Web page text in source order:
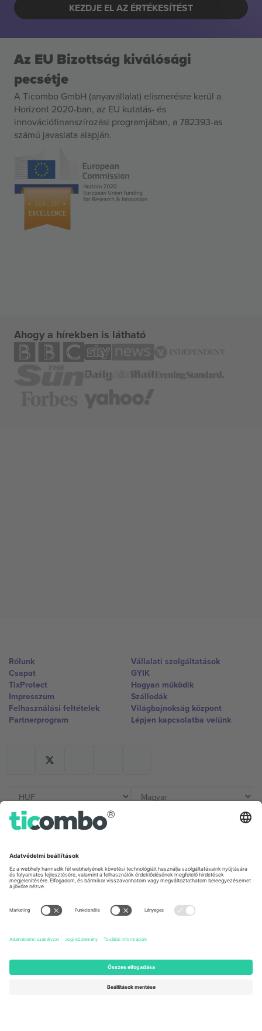
KEZDJE EL AZ ÉRTÉKESÍTÉST
Az EU Bizottság kiválósági
pecsétje
A Ticombo GmbH (anyavállalat) elismerésre kerül a
Horizont 2020-ban, az EU kutatás- és
innovációfinanszírozási programjában, a 782393-as
számú javaslata alapján.
Ahogy a hírekben is látható
Rólunk
Csapat
TixProtect
Impresszum
Felhasználási feltételek
Partnerprogram
Vállalati szolgáltatások
GYIK
Hogyan működik
Szállodák
Világbajnokság központ
Lépjen kapcsolatba velünk
Germany
Unter den Linden 24, 10117
Berlin, Germany
United Kingdom
167 City Road, London, Greater
Newark, Delaware 19713, United
States
Engelberg, Switzerland